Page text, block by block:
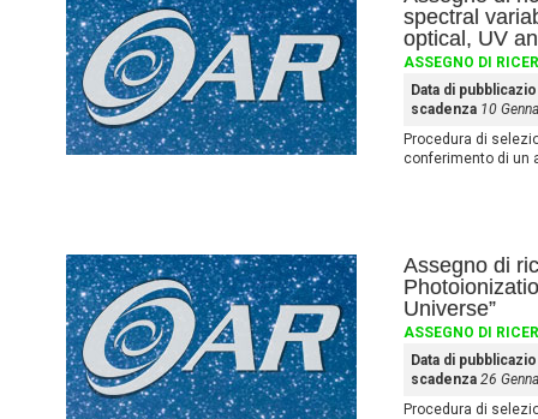
spectral
optical, UV
ASSEGNO DI
Data di
scadenza 10
Procedura di
conferimento di un
Assegno di
Universe”
ASSEGNO DI
Data di
scadenza 26
Procedura di